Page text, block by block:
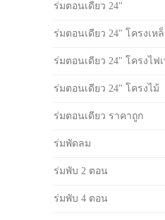
ร่มตอนเดียว 24"
ร่มตอนเดียว 24" โครงเห
ร่มตอนเดียว 24" โครงไฟ
ร่มตอนเดียว 24" โครงไม้
ร่มตอนเดียว ราคาถูก
ร่มพัดลม
ร่มพับ 2 ตอน
ร่มพับ 4 ตอน